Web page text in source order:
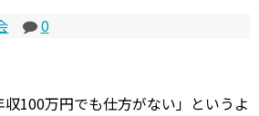
0
100万円でも仕方がない」というよ